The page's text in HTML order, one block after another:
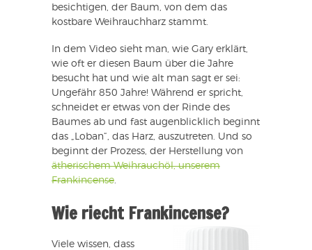
besichtigen, der Baum, von dem das
kostbare Weihrauchharz stammt.
In dem Video sieht man, wie Gary erklärt,
wie oft er diesen Baum über die Jahre
besucht hat und wie alt man sagt er sei:
Ungefähr 850 Jahre! Während er spricht,
schneidet er etwas von der Rinde des
Baumes ab und fast augenblicklich beginnt
das „Loban“, das Harz, auszutreten. Und so
beginnt der Prozess, der Herstellung von
ätherischem Weihrauchöl, unserem
Frankincense
Wie riecht Frankincense?
Viele wissen, dass